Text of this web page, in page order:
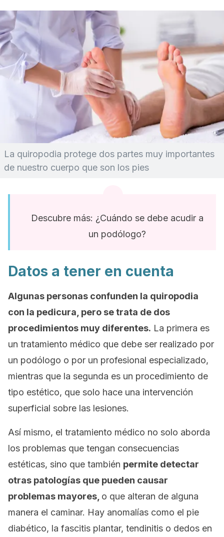
La quiropodia protege dos partes muy importantes
de nuestro cuerpo que son los pies
Descubre más: ¿Cuándo se debe acudir a
un podólogo?
Datos a tener en cuenta
Algunas personas confunden la quiropodia
con la pedicura, pero se trata de dos
procedimientos muy diferentes. La primera es
un tratamiento médico que debe ser realizado por
un podólogo o por un profesional especializado,
mientras que la segunda es un procedimiento de
tipo estético, que solo hace una intervención
superficial sobre las lesiones.
Así mismo, el tratamiento médico no solo aborda
los problemas que tengan consecuencias
estéticas, sino que también permite detectar
otras patologías que pueden causar
problemas mayores, o que alteran de alguna
manera el caminar. Hay anomalías como el pie
diabético, la fascitis plantar, tendinitis o dedos en